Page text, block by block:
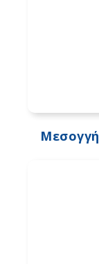
Μεσογγή